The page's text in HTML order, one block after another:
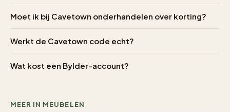
Moet ik bij Cavetown onderhandelen over korting?
Werkt de Cavetown code echt?
Wat kost een Bylder-account?
MEER IN MEUBELEN